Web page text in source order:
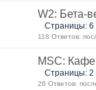
W2: Бета-
Страницы: 6
118 Ответов:
MSC:
Страницы: 2
26 Ответов: